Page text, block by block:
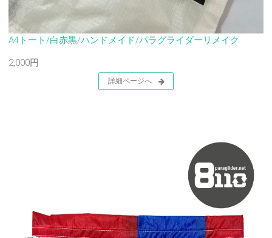
A4トート/白赤黒/ハンドメイド/パラグライダーリメイク
2,000円
詳細ページへ